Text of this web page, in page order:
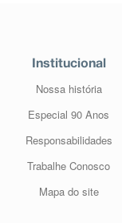
Institucional
Nossa história
Especial 90 Anos
Responsabilidades
Trabalhe Conosco
Mapa do site